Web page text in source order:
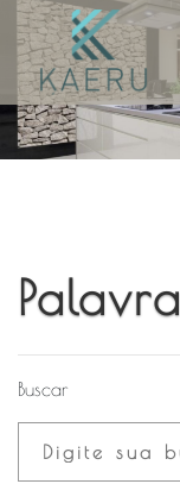
Buscar